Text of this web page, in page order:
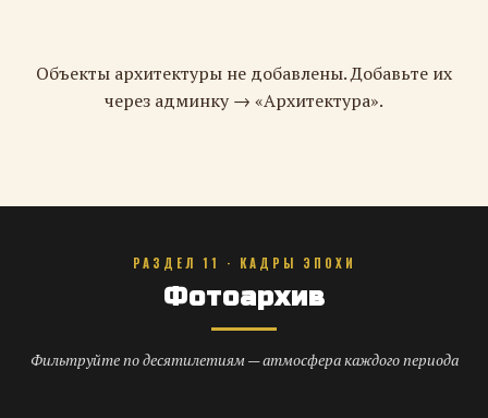
Объекты архитектуры не добавлены. Добавьте их
через админку → «Архитектура».
РАЗДЕЛ 11 · КАДРЫ ЭПОХИ
Фотоархив
Фильтруйте по десятилетиям — атмосфера каждого периода